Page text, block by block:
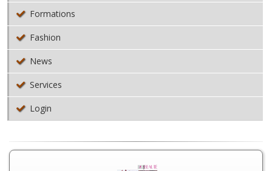
Formations
Fashion
News
Services
Login